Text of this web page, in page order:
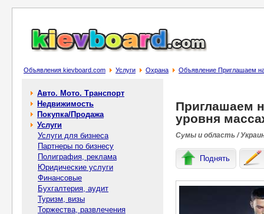
Объявления kievboard.com Услуги Охрана Объявление Приглашаем
Авто. Мото. Транспорт
Недвижимость
Покупка/Продажа
Услуги
Услуги для бизнеса
Партнеры по бизнесу
Полиграфия, реклама
Юридические услуги
Финансовые
Бухгалтерия, аудит
Туризм, визы
Торжества, развлечения
Приглашаем
уровня
Сумы и область /
Поднять